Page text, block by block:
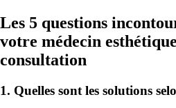
Les 5 questions
votre médecin
consultation
1. Quelles sont les solutions